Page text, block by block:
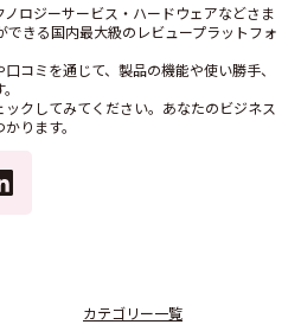
ロジーサービス・ハードウェアなどさま
できる国内最大級のレビュープラットフォ
コミを通じて、製品の機能や使い勝手、
クしてみてください。あなたのビジネス
ります。
カテゴリー一覧